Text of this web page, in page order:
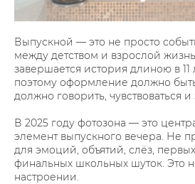
Выпускной — это не просто
между детством и взрослой
завершается история длиною в
поэтому оформление должно
должно говорить, чувствоваться и
В 2025 году фотозона — это
элемент выпускного вечера. Не
для эмоций, объятий, слёз,
финальных школьных шуток. Это
настроении.